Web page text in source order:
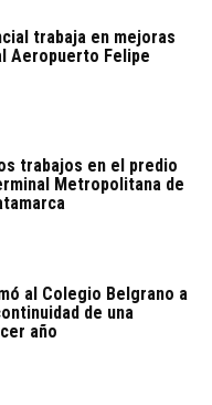
trabaja en mejoras
Aeropuerto Felipe
trabajos en el predio
Metropolitana de
al Colegio Belgrano a
de una
año